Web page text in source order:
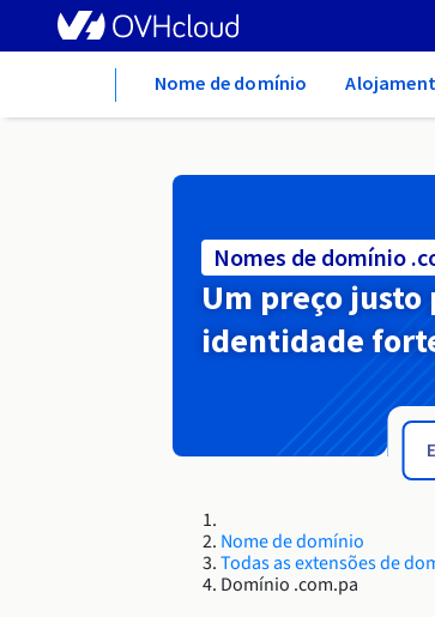
Nome de domínio
Nomes de domínio
Um preço justo
identidade
Nome de domínio
Todas as extensões de
Domínio .com.pa